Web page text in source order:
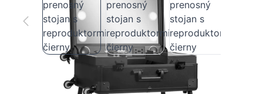
Kufrový prenosný stojan s